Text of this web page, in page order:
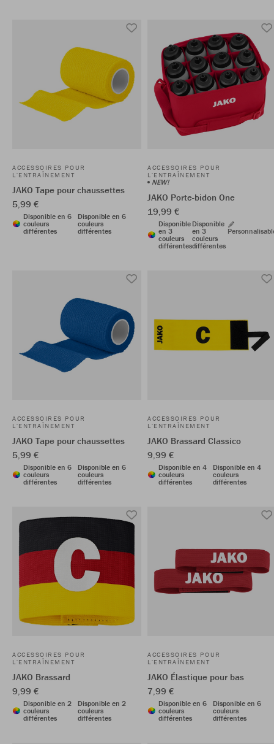
ACCESSOIRES POUR
L'ENTRAÎNEMENT
JAKO Tape pour chaussettes
5,99 €
Disponible en 6
couleurs
différentes
Disponible en 6
couleurs
différentes
ACCESSOIRES POUR
L'ENTRAÎNEMENT
NEW!
JAKO Porte-bidon One
19,99 €
Disponible
en 3
couleurs
différentes
Disponible
en 3
couleurs
différentes
ACCESSOIRES POUR
L'ENTRAÎNEMENT
JAKO Tape pour chaussettes
5,99 €
Disponible en 6
couleurs
différentes
Disponible en 6
couleurs
différentes
ACCESSOIRES POUR
L'ENTRAÎNEMENT
JAKO Brassard Classico
9,99 €
Disponible en 4
couleurs
différentes
Disponible en 4
couleurs
différentes
ACCESSOIRES POUR
L'ENTRAÎNEMENT
JAKO Brassard
9,99 €
Disponible en 2
couleurs
différentes
Disponible en 2
couleurs
différentes
ACCESSOIRES POUR
L'ENTRAÎNEMENT
JAKO Élastique pour bas
7,99 €
Disponible en 6
couleurs
différentes
Disponible en 6
couleurs
différentes